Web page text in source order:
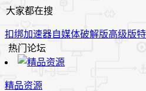
大家都在搜
扣绑加速器自媒体破解版高级版
热门论坛
精品资源